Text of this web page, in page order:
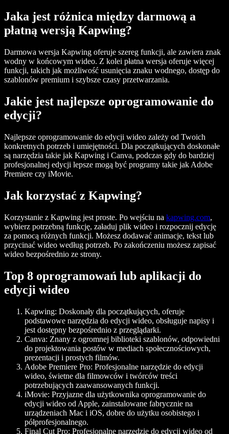
Jaka jest różnica między darmową a
płatną wersją Kapwing?
Darmowa wersja Kapwing oferuje szereg funkcji, ale zawiera znak
wodny w końcowym wideo. Z kolei płatna wersja oferuje więcej
funkcji, takich jak możliwość usunięcia znaku wodnego, dostęp do
szablonów premium i szybsze czasy przetwarzania.
Jakie jest najlepsze oprogramowanie do
edycji?
Najlepsze oprogramowanie do edycji wideo zależy od Twoich
konkretnych potrzeb i umiejętności. Dla początkujących doskonałe
są narzędzia takie jak Kapwing i Canva, podczas gdy do bardziej
profesjonalnej edycji lepsze mogą być programy takie jak Adobe
Premiere czy iMovie.
Jak korzystać z Kapwing?
Korzystanie z Kapwing jest proste. Po wejściu na kapwing.com,
wybierz potrzebną funkcję, załaduj plik wideo i rozpocznij edycję
za pomocą różnych funkcji. Możesz dodawać animacje, tekst lub
przycinać wideo według potrzeb. Po zakończeniu możesz zapisać
wideo bezpośrednio ze strony.
Top 8 oprogramowań lub aplikacji do
edycji wideo
Kapwing: Doskonały dla początkujących, oferuje
podstawowe narzędzia do edycji wideo, obsługuje napisy i
jest dostępny bezpośrednio z przeglądarki.
Canva: Znany z ogromnej biblioteki szablonów, odpowiedni
do projektowania postów w mediach społecznościowych,
prezentacji i prostych filmów.
Adobe Premiere Pro: Profesjonalne narzędzie do edycji
wideo, świetne dla filmowców i twórców treści
potrzebujących zaawansowanych funkcji.
iMovie: Przyjazne dla użytkownika oprogramowanie do
edycji wideo od Apple, zainstalowane fabrycznie na
urządzeniach Mac i iOS, dobre do użytku osobistego i
półprofesjonalnego.
Final Cut Pro: Profesjonalne narzędzie do edycji wideo od